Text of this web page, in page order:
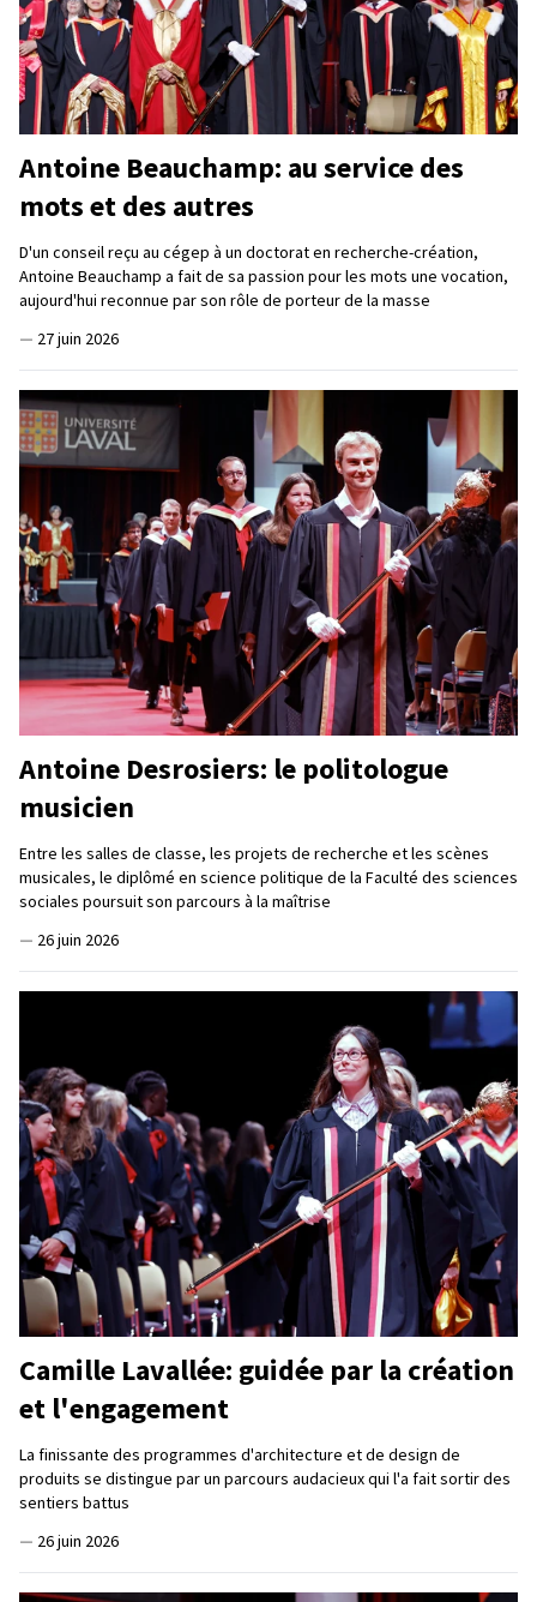
Antoine Beauchamp: au service des
mots et des autres
D'un conseil reçu au cégep à un doctorat en recherche-création,
Antoine Beauchamp a fait de sa passion pour les mots une vocation,
aujourd'hui reconnue par son rôle de porteur de la masse
— 27 juin 2026
Antoine Desrosiers: le politologue
musicien
Entre les salles de classe, les projets de recherche et les scènes
musicales, le diplômé en science politique de la Faculté des sciences
sociales poursuit son parcours à la maîtrise
— 26 juin 2026
Camille Lavallée: guidée par la création
et l'engagement
La finissante des programmes d'architecture et de design de
produits se distingue par un parcours audacieux qui l'a fait sortir des
sentiers battus
— 26 juin 2026